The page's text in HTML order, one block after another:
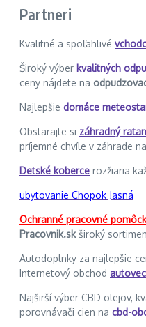
Partneri
Kvalitné a spoľahlivé
Široký výber kvalitných
ceny nájdete na
Najlepšie domáce
Obstarajte si záhradný
príjemné chvíle v záhrade
Detské koberce rozžiaria
ubytovanie Chopok Jasná
Ochranné pracovné
Pracovnik.skširoký
Autodoplnky za najlepšie
Internetový obchod
Najširší výber CBD olejov,
porovnávači cien na cbd-